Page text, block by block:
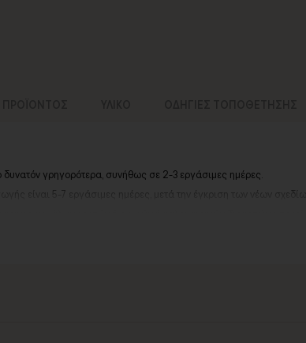
γρηγορότερα, συνήθως σε 2-3 εργάσιμες ημέρες.
είναι 5-7 εργάσιμες ημέρες, μετά την έγκριση των νέων σχεδίων.
σας νωρίτερα!